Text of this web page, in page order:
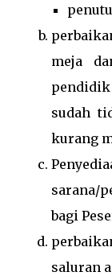
meja
sudah
kurang
sarana/
bagi
saluran